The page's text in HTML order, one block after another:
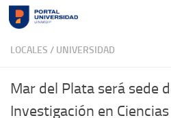
Skip to content
LOCALES / UNIVERSIDAD
Mar del Plata será sede
Investigación en